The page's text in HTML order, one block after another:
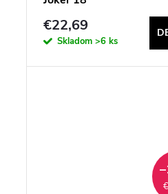
€22,69
Skladom >6 ks